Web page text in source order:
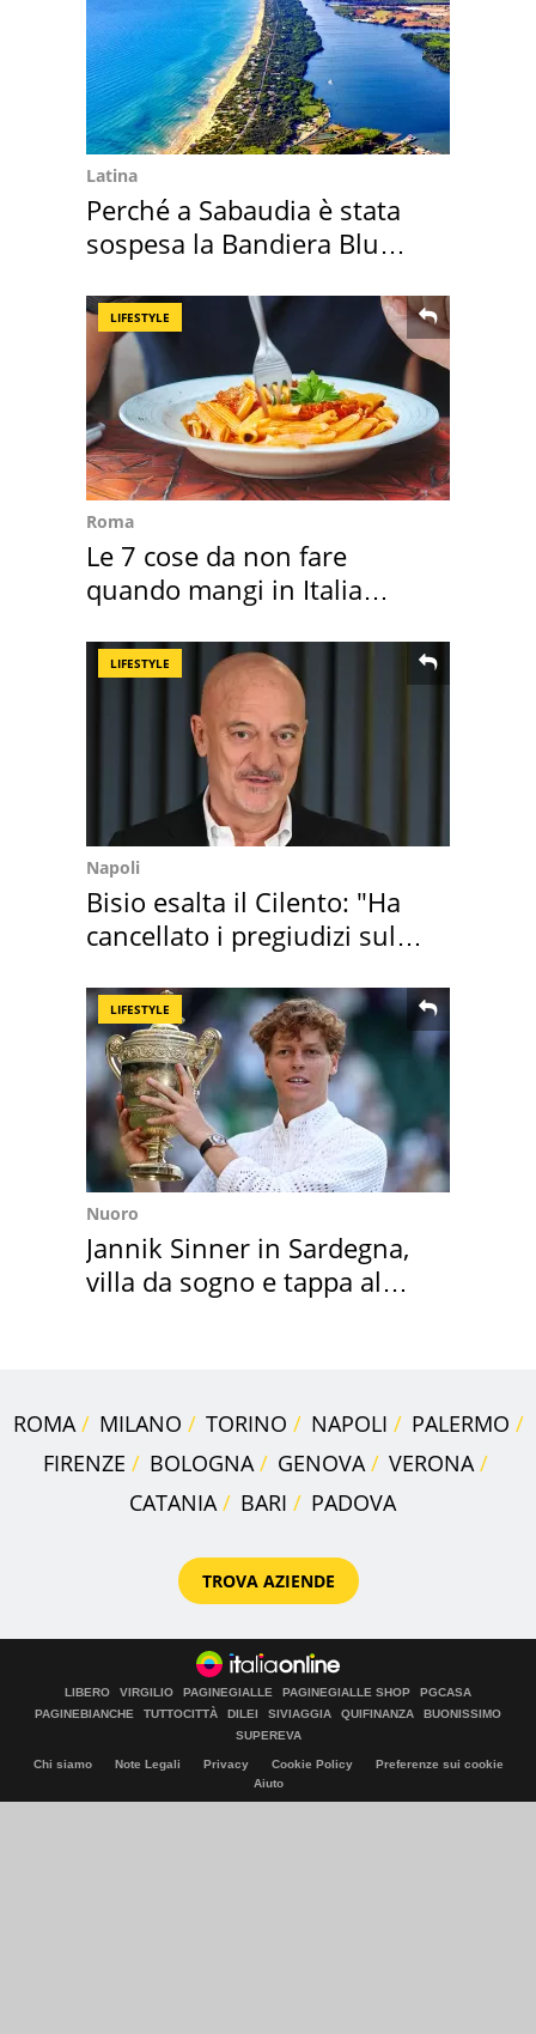
Latina
Perché a Sabaudia è stata
sospesa la Bandiera Blu
LIFESTYLE
Roma
Le 7 cose da non fare
quando mangi in Italia
LIFESTYLE
Napoli
Bisio esalta il Cilento: "Ha
cancellato i pregiudizi sul
LIFESTYLE
Nuoro
Jannik Sinner in Sardegna,
villa da sogno e tappa al
ROMA MILANO TORINO NAPOLI
PALERMO
FIRENZE
BOLOGNA GENOVA
VERONA
CATANIA
BARI PADOVA
TROVA AZIENDE
LIBERO VIRGILIO PAGINEGIALLE PAGINEGIALLE SHOP
PGCASA
PAGINEBIANCHE
TUTTOCITTÀ DILEI SIVIAGGIA QUIFINANZA
BUONISSIMO
SUPEREVA
Chi siamo Note Legali Privacy Cookie Policy
Preferenze sui cookie
Aiuto